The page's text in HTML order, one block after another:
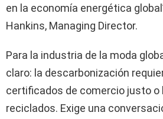
en la economía energética
Hankins, Managing Director.
Para la industria de la moda
claro: la descarbonización
certificados de comercio justo o
reciclados. Exige una